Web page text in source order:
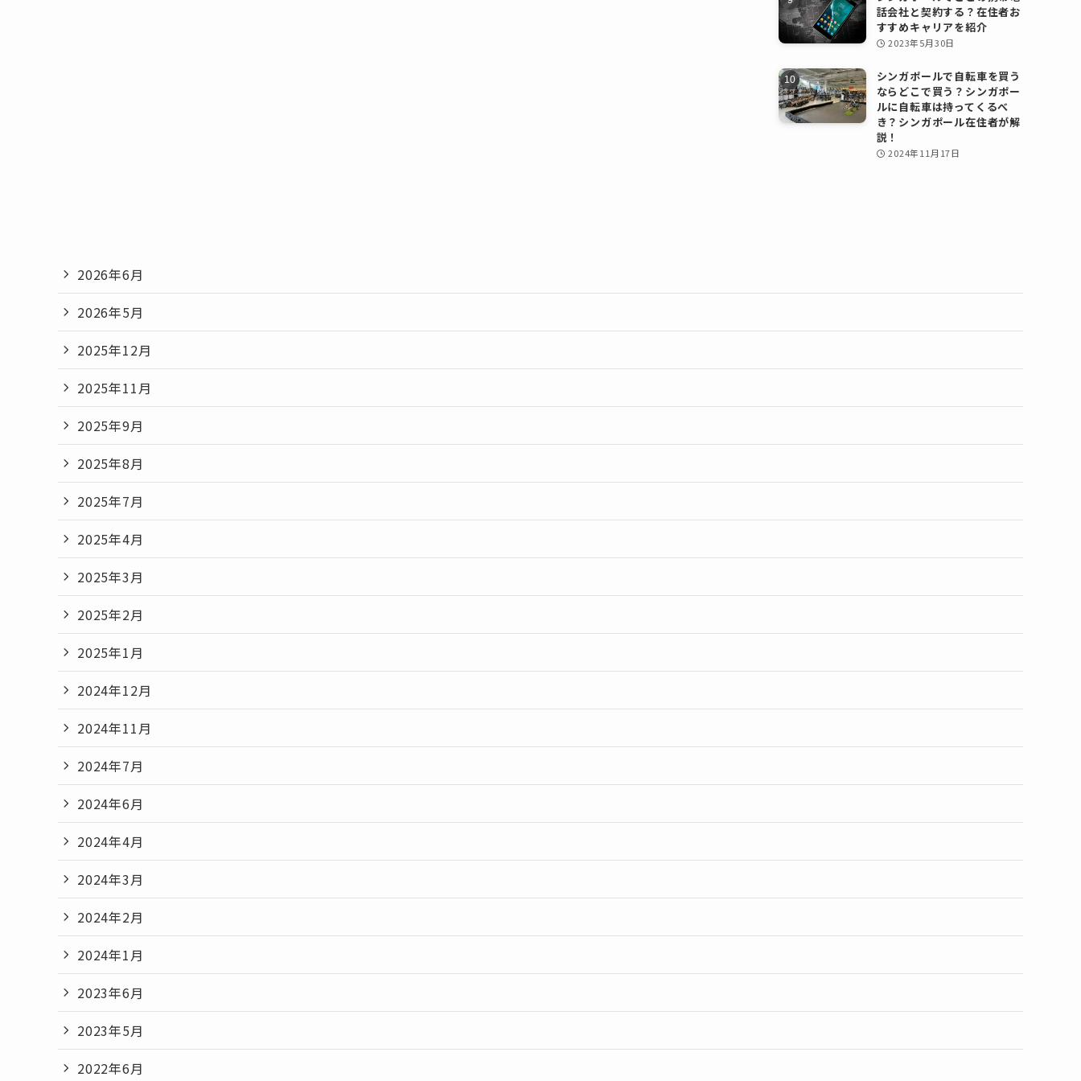
話会社と契約する？在住者お
すすめキャリアを紹介
2023年5月30日
シンガポールで自転車を買う
ならどこで買う？シンガポー
ルに自転車は持ってくるべ
き？シンガポール在住者が解
説！
2024年11月17日
2026年6月
2026年5月
2025年12月
2025年11月
2025年9月
2025年8月
2025年7月
2025年4月
2025年3月
2025年2月
2025年1月
2024年12月
2024年11月
2024年7月
2024年6月
2024年4月
2024年3月
2024年2月
2024年1月
2023年6月
2023年5月
2022年6月